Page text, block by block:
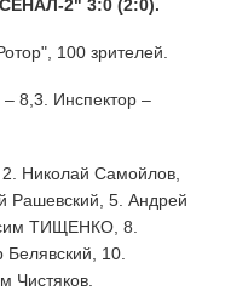
2" 3:0 (2:0).
100 зрителей.
8,3. Инспектор –
Николай Самойлов,
Рашевский, 5. Андрей
ТИЩЕНКО, 8.
10.
Чистяков.